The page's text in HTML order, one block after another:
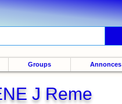
Groups Annonces
J Reme